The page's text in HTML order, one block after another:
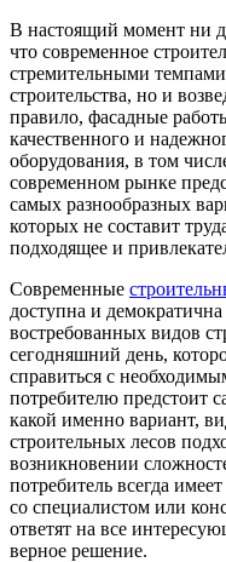
В настоящий момент ни
что современное
стремительными
строительства, но и
правило, фасадные
качественного и
оборудования, в том
современном рынке
самых разнообразных
которых не составит
подходящее и
Современные
доступна и
востребованных видов
сегодняшний день,
справиться с
потребителю предстоит
какой именно вариант,
строительных лесов
возникновении
потребитель всегда
со специалистом или
ответят на все
верное решение.